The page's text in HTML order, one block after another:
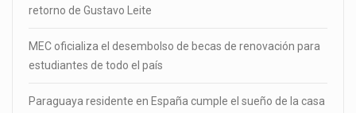
retorno de Gustavo Leite
MEC oficializa el desembolso de becas de renovación para
estudiantes de todo el país
Paraguaya residente en España cumple el sueño de la casa